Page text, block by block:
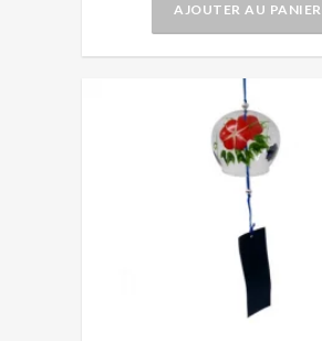
AJOUTER AU PANIER